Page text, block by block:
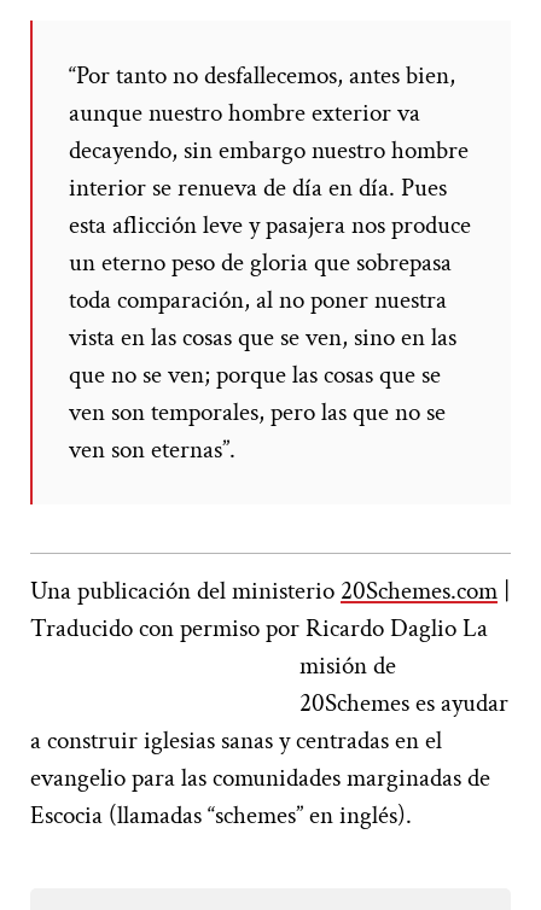
“Por tanto no desfallecemos, antes bien,
aunque nuestro hombre exterior va
decayendo, sin embargo nuestro hombre
interior se renueva de día en día. Pues
esta aflicción leve y pasajera nos produce
un eterno peso de gloria que sobrepasa
toda comparación, al no poner nuestra
vista en las cosas que se ven, sino en las
que no se ven; porque las cosas que se
ven son temporales, pero las que no se
ven son eternas”.
Una publicación del ministerio 20Schemes.com |
Traducido con permiso por Ricardo DaglioLa
misión de
20Schemes es ayudar
a construir iglesias sanas y centradas en el
evangelio para las comunidades marginadas de
Escocia (llamadas “schemes” en inglés).